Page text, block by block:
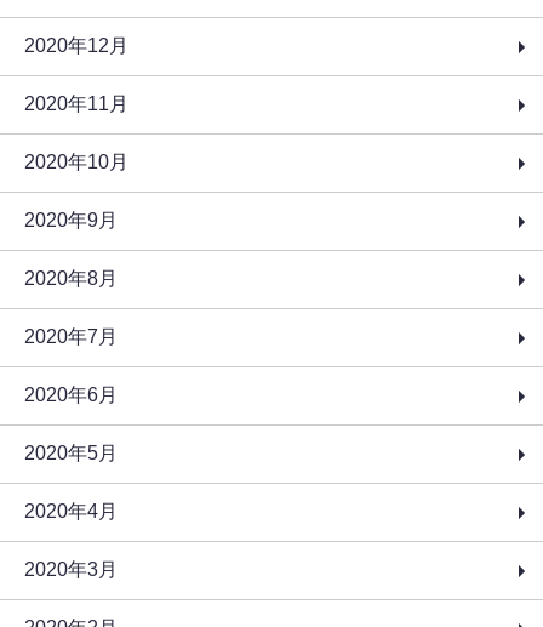
2020年12月
2020年11月
2020年10月
2020年9月
2020年8月
2020年7月
2020年6月
2020年5月
2020年4月
2020年3月